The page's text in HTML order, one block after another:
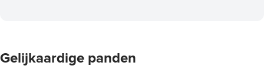
Gelijkaardige panden